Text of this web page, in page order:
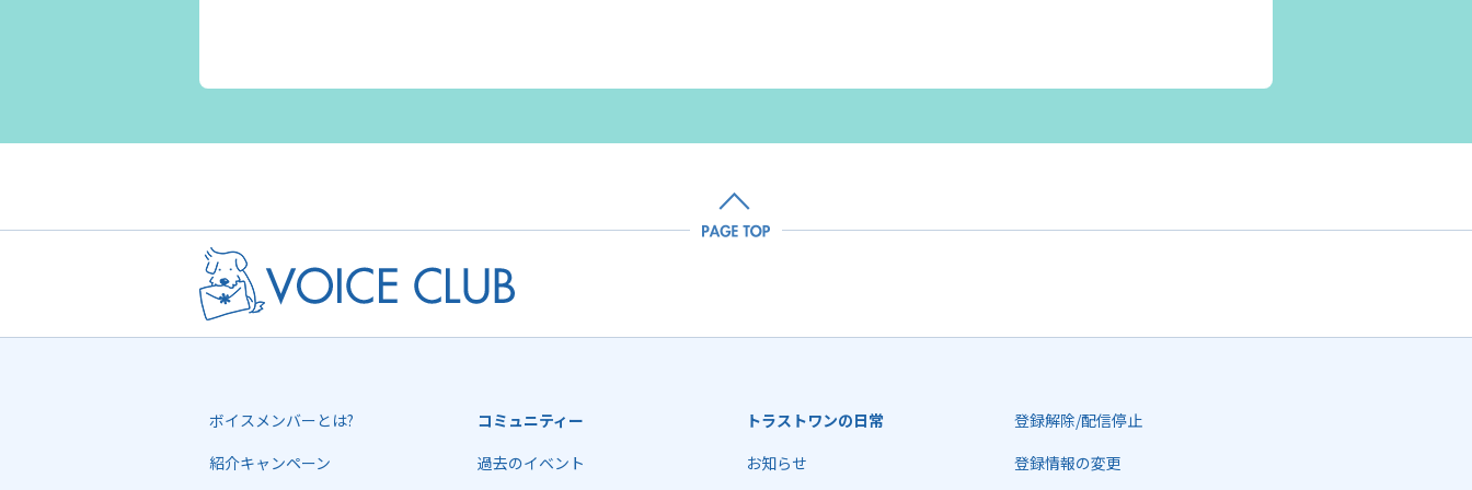
ボイスメンバーとは?
紹介キャンペーン
コミュニティー
過去のイベント
トラストワンの日常
お知らせ
登録解除/配信停止
登録情報の変更